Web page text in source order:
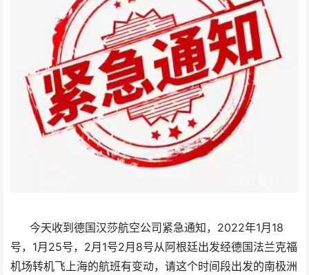
今天收到德国汉莎航空公司紧急通知， 2022年1月 18
号， 1月 25号， 2月 1号2月 8号从阿根廷出发经德国法兰克福
机场转机飞上海的航班有变动，请这个时间段出发的南极洲